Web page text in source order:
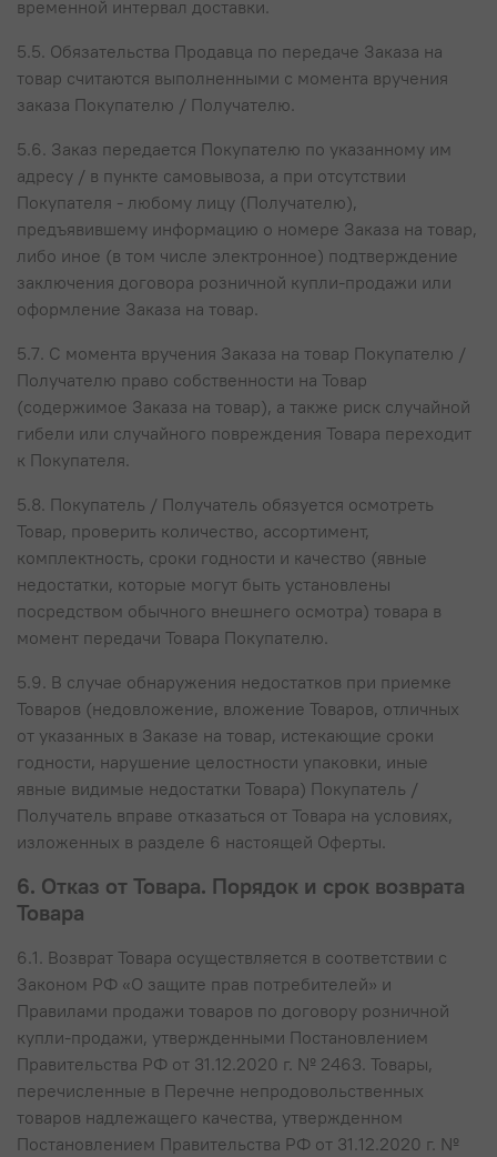
временной интервал доставки.
5.5. Обязательства Продавца по передаче Заказа на
товар считаются выполненными с момента вручения
заказа Покупателю / Получателю.
5.6. Заказ передается Покупателю по указанному им
адресу / в пункте самовывоза, а при отсутствии
Покупателя - любому лицу (Получателю),
предъявившему информацию о номере Заказа на товар,
либо иное (в том числе электронное) подтверждение
заключения договора розничной купли-продажи или
оформление Заказа на товар.
5.7. С момента вручения Заказа на товар Покупателю /
Получателю право собственности на Товар
(содержимое Заказа на товар), а также риск случайной
гибели или случайного повреждения Товара переходит
к Покупателя.
5.8. Покупатель / Получатель обязуется осмотреть
Товар, проверить количество, ассортимент,
комплектность, сроки годности и качество (явные
недостатки, которые могут быть установлены
посредством обычного внешнего осмотра) товара в
момент передачи Товара Покупателю.
5.9. В случае обнаружения недостатков при приемке
Товаров (недовложение, вложение Товаров, отличных
от указанных в Заказе на товар, истекающие сроки
годности, нарушение целостности упаковки, иные
явные видимые недостатки Товара) Покупатель /
Получатель вправе отказаться от Товара на условиях,
изложенных в разделе 6 настоящей Оферты.
6. Отказ от Товара. Порядок и срок возврата
Товара
6.1. Возврат Товара осуществляется в соответствии с
Законом РФ «О защите прав потребителей» и
Правилами продажи товаров по договору розничной
купли-продажи, утвержденными Постановлением
Правительства РФ от 31.12.2020 г. № 2463. Товары,
перечисленные в Перечне непродовольственных
товаров надлежащего качества, утвержденном
Постановлением Правительства РФ от 31.12.2020 г. №